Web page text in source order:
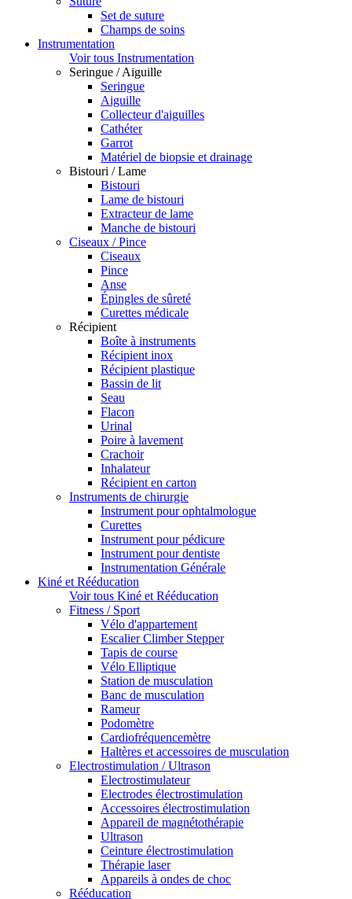
Set de suture
Champs de soins
Instrumentation
Voir tous Instrumentation
Seringue / Aiguille
Seringue
Aiguille
Collecteur d'aiguilles
Cathéter
Garrot
Matériel de biopsie et drainage
Bistouri / Lame
Bistouri
Lame de bistouri
Extracteur de lame
Manche de bistouri
Ciseaux / Pince
Ciseaux
Pince
Anse
Épingles de sûreté
Curettes médicale
Récipient
Boîte à instruments
Récipient inox
Récipient plastique
Bassin de lit
Seau
Flacon
Urinal
Poire à lavement
Crachoir
Inhalateur
Récipient en carton
Instruments de chirurgie
Instrument pour ophtalmologue
Curettes
Instrument pour pédicure
Instrument pour dentiste
Instrumentation Générale
Kiné et Rééducation
Voir tous Kiné et Rééducation
Fitness / Sport
Vélo d'appartement
Escalier Climber Stepper
Tapis de course
Vélo Elliptique
Station de musculation
Banc de musculation
Rameur
Podomètre
Cardiofréquencemètre
Haltères et accessoires de musculation
Electrostimulation / Ultrason
Electrostimulateur
Electrodes électrostimulation
Accessoires électrostimulation
Appareil de magnétothérapie
Ultrason
Ceinture électrostimulation
Thérapie laser
Appareils à ondes de choc
Rééducation